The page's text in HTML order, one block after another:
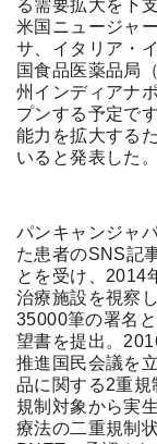
る需要拡大を下
米国ニュージャ
サ、イタリア・
国食品医薬品局
州インディアナ
プンする予定で
能力を拡大する
いると発表した。
パンキャンジャ
た患者のSNS記
とを受け、2014
治療施設を視察
35000筆の署名
望書を提出。
推進国民会議を
品に関する2重
規制対象から実
療法の二重規制